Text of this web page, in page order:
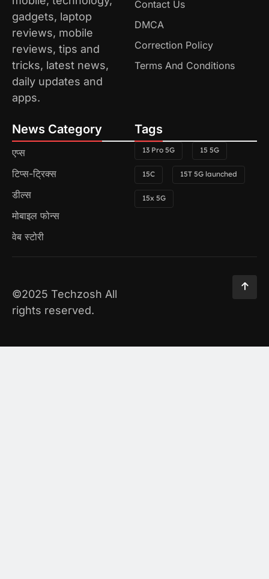
gadgets, laptop
reviews, mobile
reviews, tips and
tricks, latest news,
daily updates and
apps.
Contact Us
DMCA
Correction Policy
Terms And Conditions
News Category
एप्स
टिप्स-ट्रिक्स
डील्स
मोबाइल फोन्स
वेब स्टोरी
Tags
13 Pro 5G 15 5G
15C 15T 5G launched
15x 5G
©2025 Techzosh All
rights reserved.